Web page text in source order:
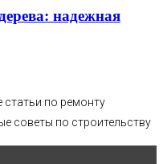
надежная
статьи по ремонту
советы по строительству